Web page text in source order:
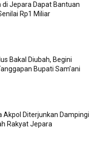
di Jepara Dapat Bantuan
Rp1 Miliar
Bakal Diubah, Begini
Bupati Sam’ani
Akpol Diterjunkan Dampingi
Rakyat Jepara